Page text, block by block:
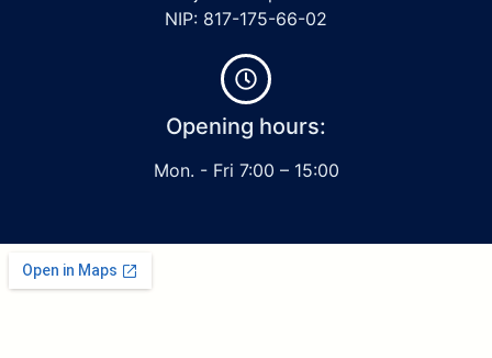
NIP: 817-175-66-02
Opening hours:
Mon. - Fri 7:00 – 15:00